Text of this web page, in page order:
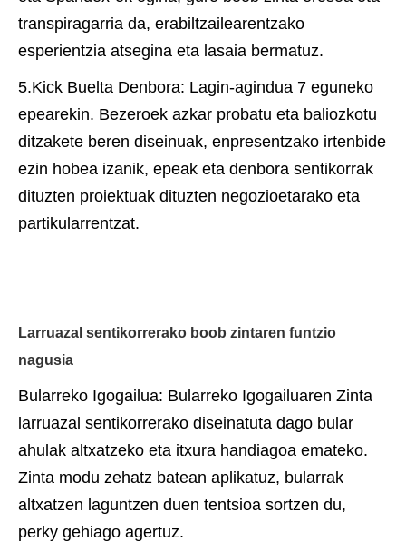
transpiragarria da, erabiltzailearentzako
esperientzia atsegina eta lasaia bermatuz.
5.Kick Buelta Denbora: Lagin-agindua 7 eguneko
epearekin. Bezeroek azkar probatu eta baliozkotu
ditzakete beren diseinuak, enpresentzako irtenbide
ezin hobea izanik, epeak eta denbora sentikorrak
dituzten proiektuak dituzten negozioetarako eta
partikularrentzat.
Larruazal sentikorrerako boob zintaren funtzio
nagusia
Bularreko Igogailua: Bularreko Igogailuaren Zinta
larruazal sentikorrerako diseinatuta dago bular
ahulak altxatzeko eta itxura handiagoa emateko.
Zinta modu zehatz batean aplikatuz, bularrak
altxatzen laguntzen duen tentsioa sortzen du,
perky gehiago agertuz.